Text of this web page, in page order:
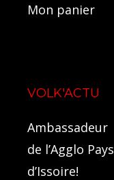
Mon panier
VOLK'ACTU
Ambassadeur
de l’Agglo Pays
d’Issoire!